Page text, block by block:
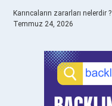
Karıncaların zararları nelerdir ?
Temmuz 24, 2026